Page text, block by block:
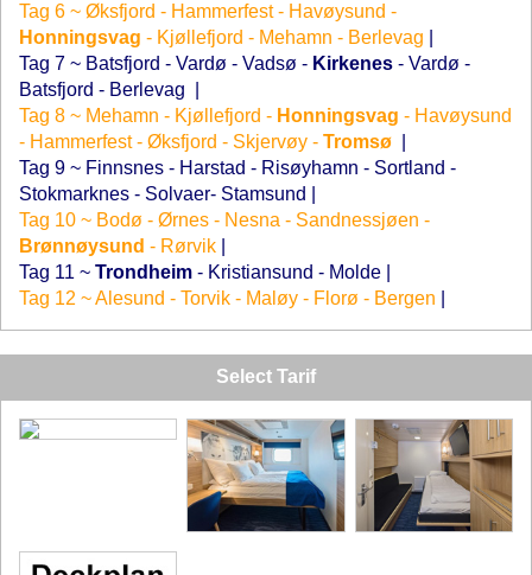
Tag 6 ~ Øksfjord - Hammerfest - Havøysund -
Honningsvag - Kjøllefjord - Mehamn - Berlevag
Tag 7 ~ Batsfjord - Vardø - Vadsø - Kirkenes - Vardø -
Batsfjord - Berlevag
Tag 8 ~ Mehamn - Kjøllefjord - Honningsvag - Havøysund
- Hammerfest - Øksfjord - Skjervøy - Tromsø
Tag 9 ~ Finnsnes - Harstad - Risøyhamn - Sortland -
Stokmarknes - Solvaer- Stamsund
Tag 10 ~ Bodø - Ørnes - Nesna - Sandnessjøen -
Brønnøysund - Rørvik
Tag 11 ~ Trondheim - Kristiansund - Molde
Tag 12 ~ Alesund - Torvik - Maløy - Florø - Bergen
Select Tarif